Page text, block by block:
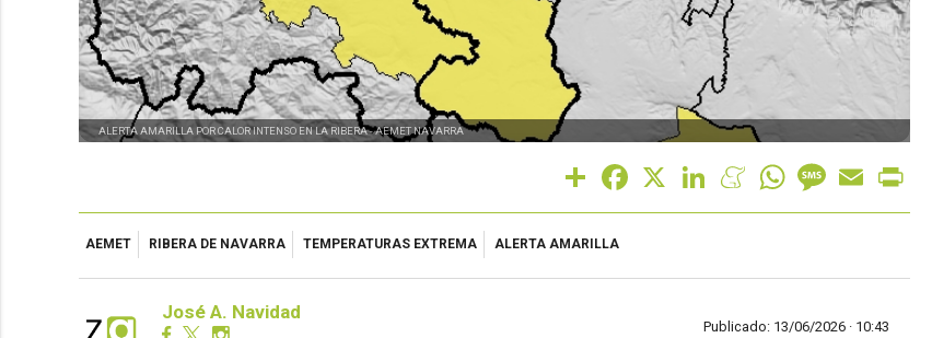
ALERTA AMARILLA POR CALOR INTENSO EN LA RIBERA -AEMET NAVARRA
Share Facebook LinkedInMeneameWhatsAppMessage
Email
AEMET RIBERA DE NAVARRA TEMPERATURAS EXTREMA ALERTA AMARILLA
José A. Navidad
Publicado: 13/06/2026 · 10:43